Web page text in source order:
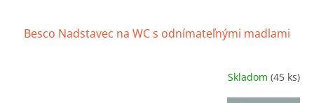
Besco Nadstavec na WC s odnímateľnými madlami
Skladom(45 ks)